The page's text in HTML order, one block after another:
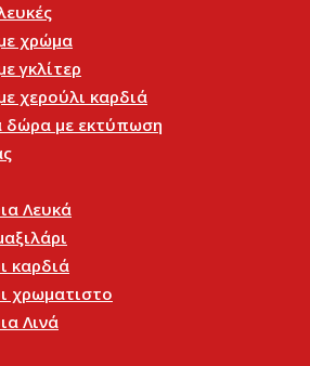
χρώμα
γκλίτερ
χερούλι καρδιά
δώρα με εκτύπωση
Λευκά
καρδιά
χρωματιστο
Λινά